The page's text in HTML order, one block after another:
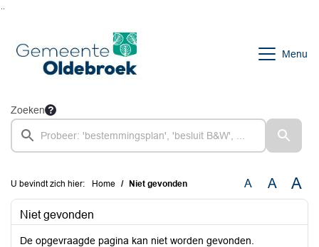
Menu
Zoeken
U bevindt zich hier: Home Niet gevonden A A A
Niet gevonden
De opgevraagde pagina kan niet worden gevonden.